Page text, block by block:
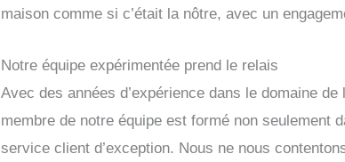
maison comme si c’était la nôtre, avec un
Notre équipe expérimentée prend le relais
Avec des années d’expérience dans le domaine
membre de notre équipe est formé non seulement
service client d’exception. Nous ne nous